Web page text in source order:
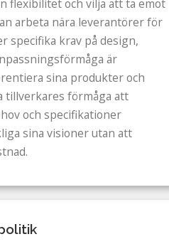
flexibilitet och vilja att ta emot
arbeta nära leverantörer för
specifika krav på design,
är
sina produkter och
tillverkares förmåga att
och specifikationer
sina visioner utan att